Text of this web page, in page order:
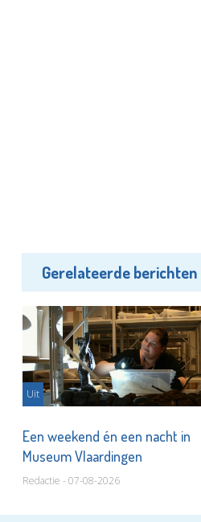
Gerelateerde berichten
Uit
Een weekend én een nacht in
Museum Vlaardingen
Redactie - 07-08-2026